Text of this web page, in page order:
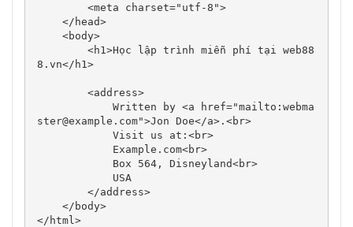
8.vn</h1>
            Written by <a href="mailto:
webma
ster@example.com">Jon Doe</a>.<br>
</html>